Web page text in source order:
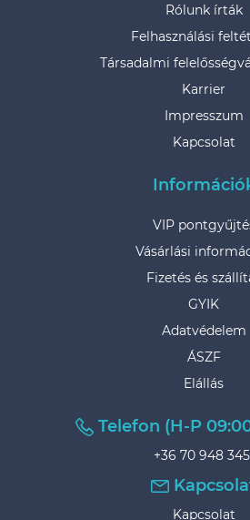
Rólunk írták
Felhasználási
Társadalmi
Karrier
Impresszum
Kapcsolat
VIP
Vásárlási
Fizetés és
GYIK
Adatvédelem
ÁSZF
Elállás
Telefon (H-P
+36 70 948
Kapcsolat